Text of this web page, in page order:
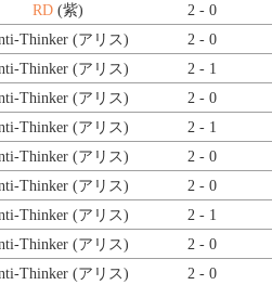
RD(紫) 2 - 0
Thinker (アリス) 2 - 0
Thinker (アリス) 2 - 1
Thinker (アリス) 2 - 0
Thinker (アリス) 2 - 1
Thinker (アリス) 2 - 0
Thinker (アリス) 2 - 0
Thinker (アリス) 2 - 1
Thinker (アリス) 2 - 0
Thinker (アリス) 2 - 0